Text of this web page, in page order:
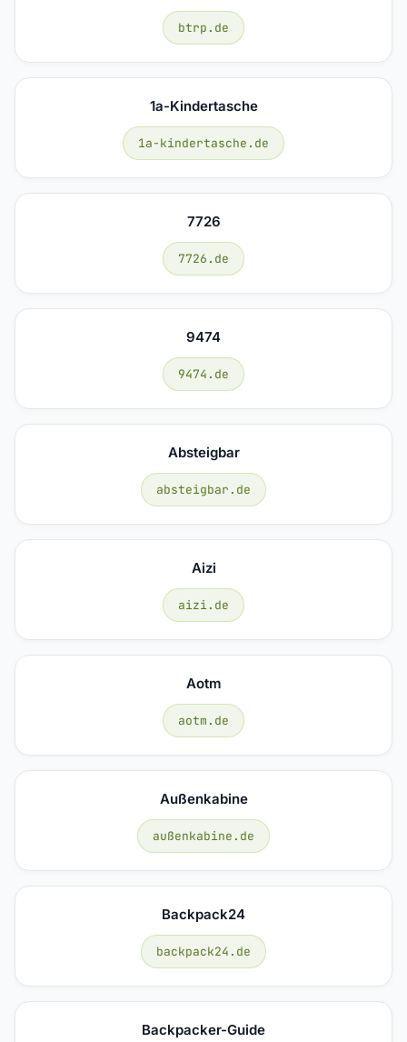
btrp.de
1a-Kindertasche
1a-kindertasche.de
7726
7726.de
9474
9474.de
Absteigbar
absteigbar.de
Aizi
aizi.de
Aotm
aotm.de
Außenkabine
außenkabine.de
Backpack24
backpack24.de
Backpacker-Guide